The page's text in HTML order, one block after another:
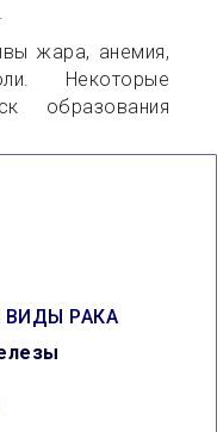
жара, анемия,
Некоторые
образования
РАКА